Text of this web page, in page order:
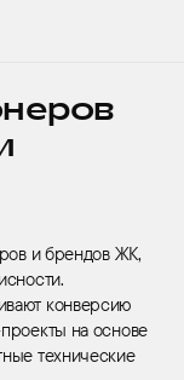
и брендов ЖК,
конверсию
на основе
технические